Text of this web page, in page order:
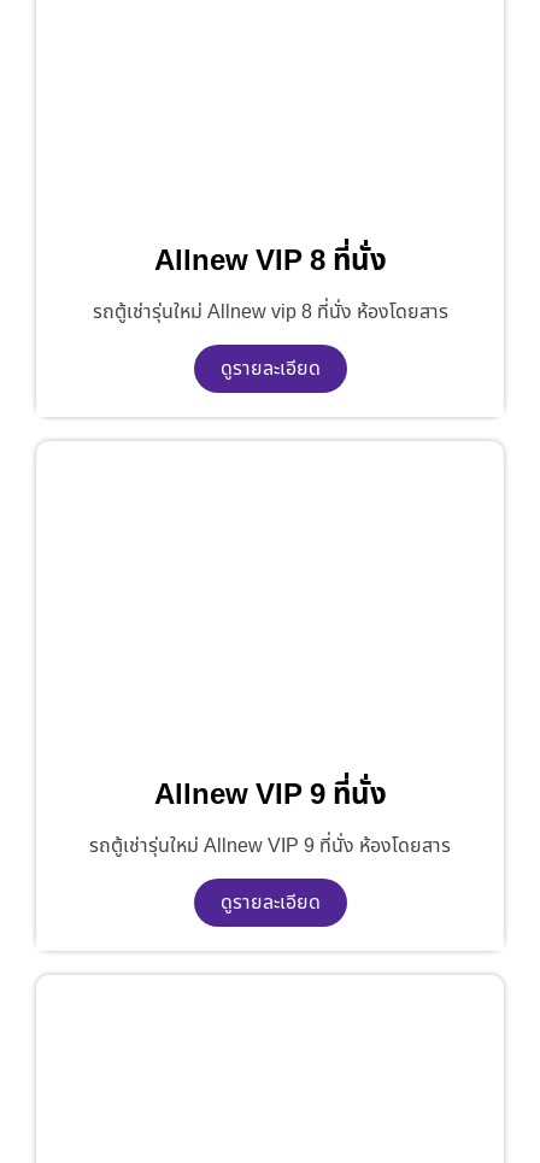
Allnew VIP 8 ที่นั่ง
รถตู้เช่ารุ่นใหม่ Allnew vip 8 ที่นั่ง ห้องโดยสาร
ดูรายละเอียด
Allnew VIP 9 ที่นั่ง
รถตู้เช่ารุ่นใหม่ Allnew VIP 9 ที่นั่ง ห้องโดยสาร
ดูรายละเอียด